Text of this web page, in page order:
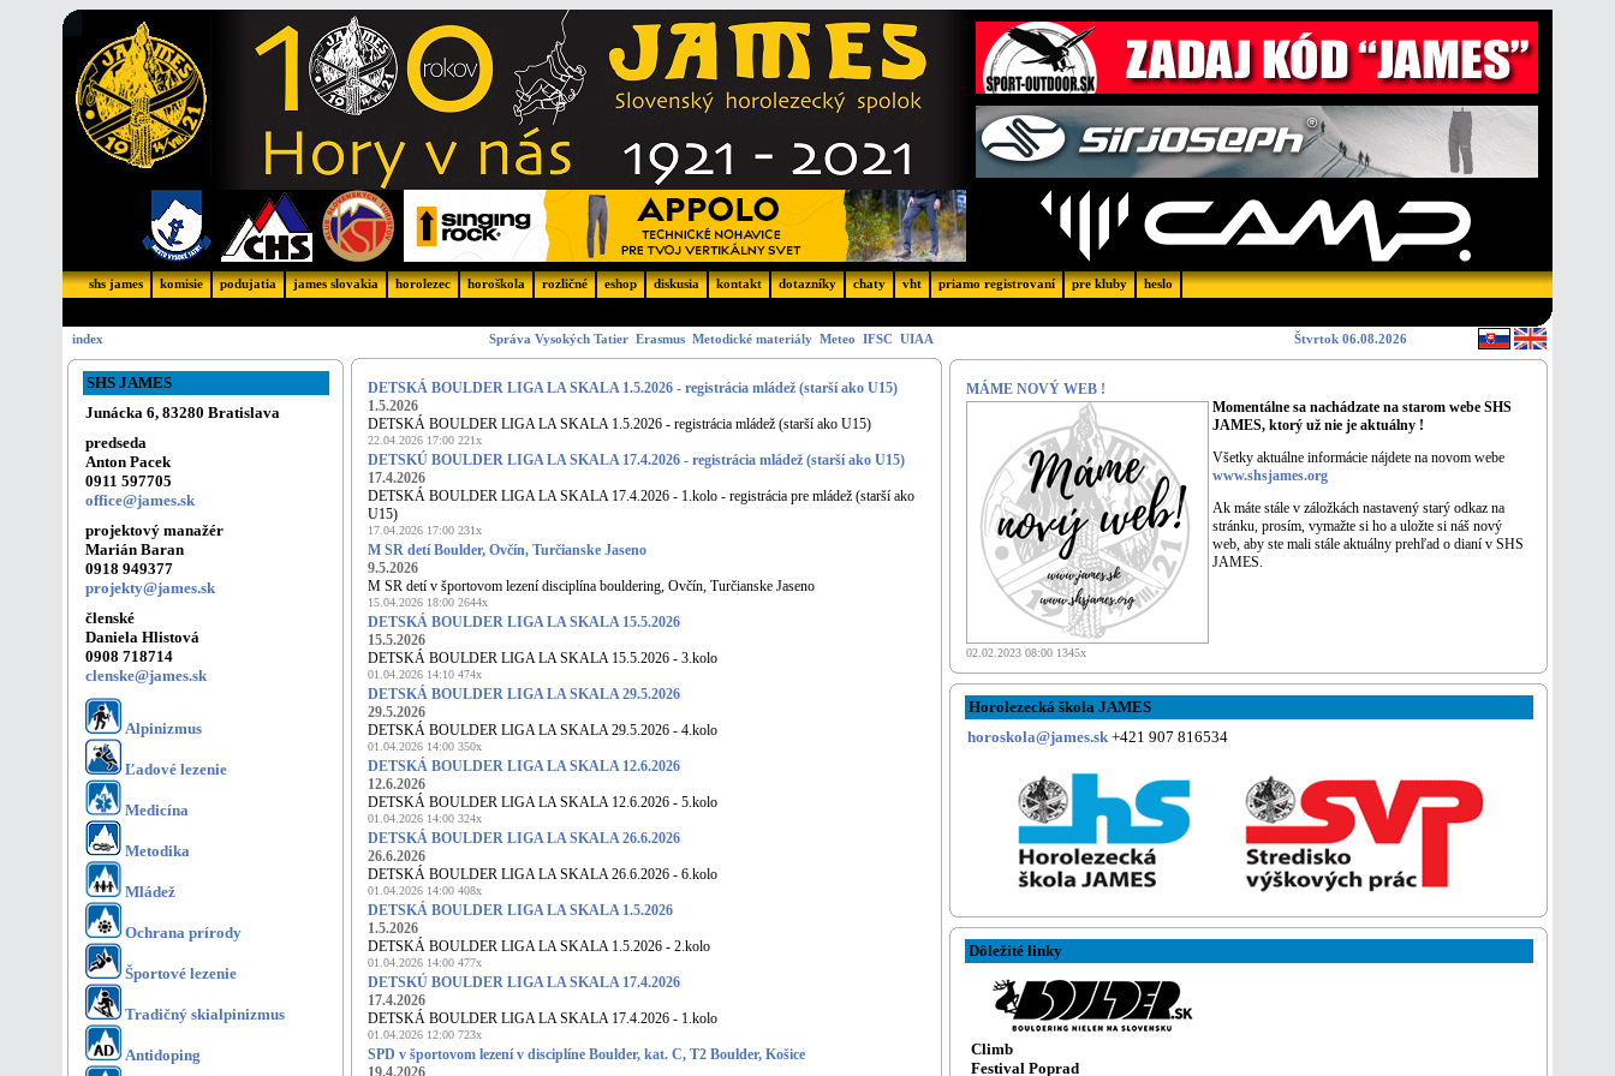
shs james komisie podujatia james slovakia horolezec horoškola rozličné eshop diskusia kontakt dotazníky chaty vht priamo registrovaní pre kluby heslo
index Správa Vysokých Tatier Erasmus Metodické materiály Meteo IFSC UIAA Štvrtok 06.08.2026
SHS JAMES
Junácka 6, 83280 Bratislava
predseda
Anton Pacek
0911 597705
office@james.sk
projektový manažér
Marián Baran
0918 949377
projekty@james.sk
členské
Daniela Hlistová
0908 718714
clenske@james.sk
Alpinizmus
Ľadové lezenie
Medicína
Metodika
Mládež
Ochrana prírody
Športové lezenie
Tradičný skialpinizmus
Antidoping
DETSKÁ BOULDER LIGA LA SKALA 1.5.2026 - registrácia mládež (starší ako U15)
1.5.2026
DETSKÁ BOULDER LIGA LA SKALA 1.5.2026 - registrácia mládež (starší ako U15)
22.04.2026 17:00 221x
DETSKÚ BOULDER LIGA LA SKALA 17.4.2026 - registrácia mládež (starší ako U15)
17.4.2026
DETSKÁ BOULDER LIGA LA SKALA 17.4.2026 - 1.kolo - registrácia pre mládež (starší ako
U15)
17.04.2026 17:00 231x
M SR detí Boulder, Ovčín, Turčianske Jaseno
9.5.2026
M SR detí v športovom lezení disciplína bouldering, Ovčín, Turčianske Jaseno
15.04.2026 18:00 2644x
DETSKÁ BOULDER LIGA LA SKALA 15.5.2026
15.5.2026
DETSKÁ BOULDER LIGA LA SKALA 15.5.2026 - 3.kolo
01.04.2026 14:10 474x
DETSKÁ BOULDER LIGA LA SKALA 29.5.2026
29.5.2026
DETSKÁ BOULDER LIGA LA SKALA 29.5.2026 - 4.kolo
01.04.2026 14:00 350x
DETSKÁ BOULDER LIGA LA SKALA 12.6.2026
12.6.2026
DETSKÁ BOULDER LIGA LA SKALA 12.6.2026 - 5.kolo
01.04.2026 14:00 324x
DETSKÁ BOULDER LIGA LA SKALA 26.6.2026
26.6.2026
DETSKÁ BOULDER LIGA LA SKALA 26.6.2026 - 6.kolo
01.04.2026 14:00 408x
DETSKÁ BOULDER LIGA LA SKALA 1.5.2026
1.5.2026
DETSKÁ BOULDER LIGA LA SKALA 1.5.2026 - 2.kolo
01.04.2026 14:00 477x
DETSKÚ BOULDER LIGA LA SKALA 17.4.2026
17.4.2026
DETSKÁ BOULDER LIGA LA SKALA 17.4.2026 - 1.kolo
01.04.2026 12:00 723x
SPD v športovom lezení v disciplíne Boulder, kat. C, T2 Boulder, Košice
19.4.2026
MÁME NOVÝ WEB !
Momentálne sa nachádzate na starom webe SHS
JAMES, ktorý už nie je aktuálny !
Všetky aktuálne informácie nájdete na novom webe
www.shsjames.org
Ak máte stále v záložkách nastavený starý odkaz na
stránku, prosím, vymažte si ho a uložte si náš nový
web, aby ste mali stále aktuálny prehľad o dianí v SHS
JAMES.
02.02.2023 08:00 1345x
Horolezecká škola JAMES
horoskola@james.sk +421 907 816534
Dôležité linky
Climb
Festival Poprad